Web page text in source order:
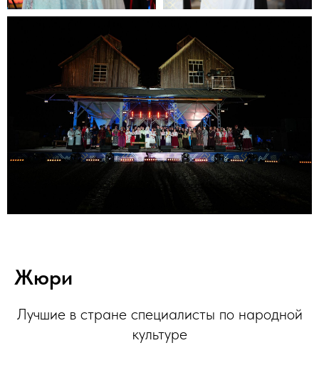
Жюри
Лучшие в стране специалисты по народной
культуре